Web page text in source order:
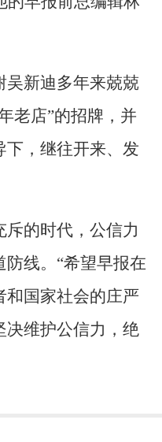
吴新迪多年来兢兢
老店”的招牌，并
下，继往开来、发
的时代，公信力
线。“希望早报在
和国家社会的庄严
决维护公信力，绝